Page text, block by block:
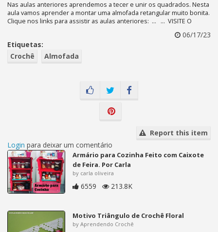
Nas aulas anteriores aprendemos a tecer e unir os quadrados. Nesta
aula vamos aprender a montar uma almofada retangular muito bonita.
Clique nos links para assistir as aulas anteriores: ... ... VISITE O
06/17/23
Etiquetas:
Crochê
Almofada
Report this item
Login para deixar um comentário
Armário para Cozinha Feito com Caixote
de Feira. Por Carla
by carla oliveira
6559 213.8K
Motivo Triângulo de Crochê Floral
by Aprendendo Crochê